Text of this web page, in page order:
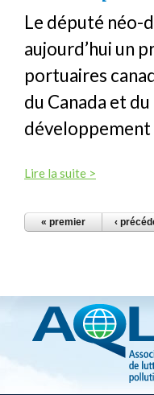
Le député néo-
aujourd’hui un
portuaires
du Canada et
développement
Lire la suite >
PAGES
« premier ‹